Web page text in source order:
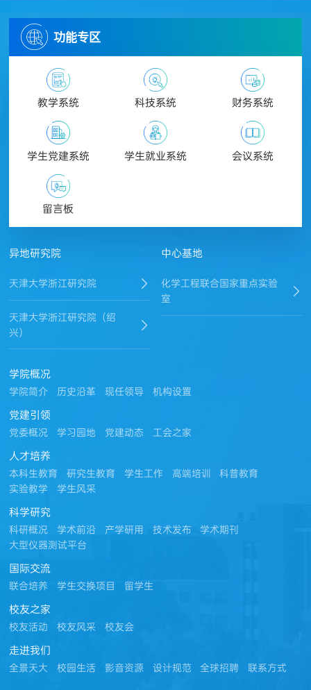
功能专区
教学系统 科技系统 财务系统
学生党建系统 学生就业系统 会议系统
留言板
异地研究院
天津大学浙江研究院
天津大学浙江研究院（绍
兴）
中心基地
化学工程联合国家重点实验
室
学院概况
学院简介 历史沿革 现任领导 机构设置
党建引领
党委概况 学习园地 党建动态 工会之家
人才培养
本科生教育 研究生教育 学生工作 高端培训
科普教育
实验教学
学生风采
科学研究
科研概况 学术前沿 产学研用 技术发布
学术期刊
大型仪器测试平台
国际交流
联合培养 学生交换项目 留学生
校友之家
校友活动 校友风采 校友会
走进我们
全景天大 校园生活 影音资源 设计规范 全球招聘 联系方式